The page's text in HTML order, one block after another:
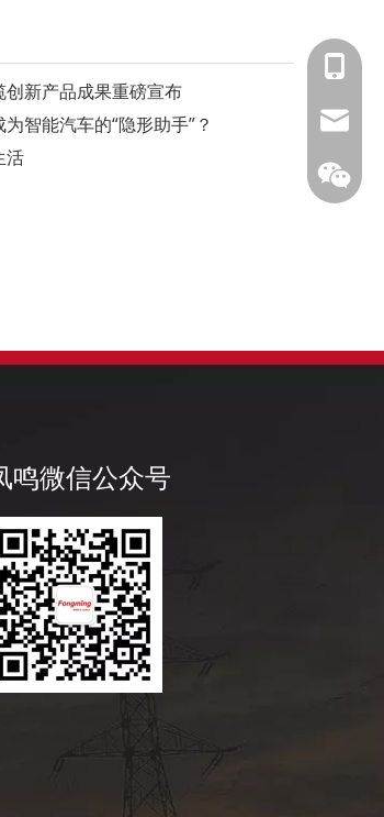
新产品成果重磅宣布
智能汽车的“隐形助手”？
活
凤鸣公
鸣微信公众号